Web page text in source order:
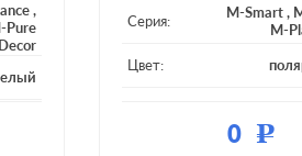
,
Pure
Decor
Серия: M-Smart,
M-
Цвет:
0Р